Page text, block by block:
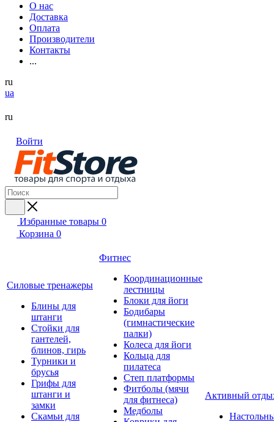
О нас
Доставка
Оплата
Производители
Контакты
...
ru
ua
ru
Войти
Избранные товары 0
Корзина 0
Силовые тренажеры
Блины для
штанги
Стойки для
гантелей,
блинов, гирь
Турники и
брусья
Грифы для
штанги и
замки
Скамьи для
Фитнес
Координационные
лестницы
Блоки для йоги
Бодибары
(гимнастические
палки)
Колеса для йоги
Кольца для
пилатеса
Степ платформы
Фитболы (мячи
для фитнеса)
Медболы
Активный